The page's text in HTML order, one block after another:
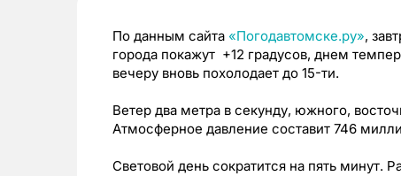
По данным сайта «Погодавтомске.ру»,
города покажут +12 градусов, днем
вечеру вновь похолодает до 15-ти.
Ветер два метра в секунду, южного,
Атмосферное давление составит 746
Световой день сократится на пять минут.